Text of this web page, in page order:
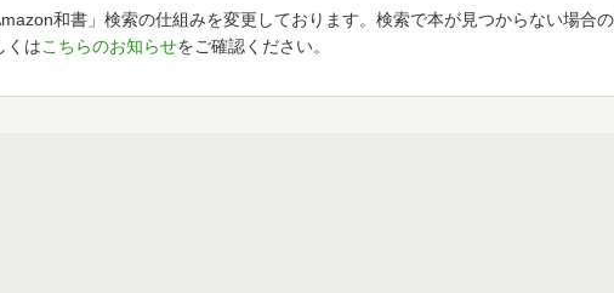
和書」検索の仕組みを変更しております。検索で本が見つからない場合
くはこちらのお知らせをご確認ください。